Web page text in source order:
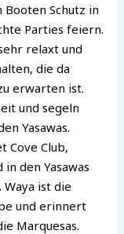
Schutz in
Parties feiern.
relaxt und
die da
erwarten ist.
und segeln
Yasawas.
Cove Club,
den Yasawas
ist die
und erinnert
Marquesas.